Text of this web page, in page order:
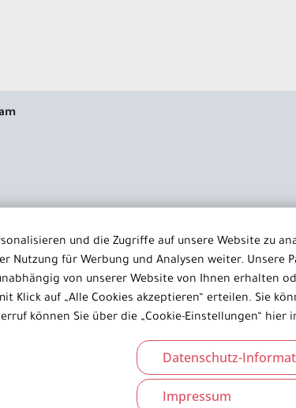
für Ihren
Fachärztinnen und Fachärzten sowie
Empathie für Paare mit Kinderwunsch. Das Team
der Medizin basieren und den gesamten
führenden Experten auf dem Gebiet der
maßgeblich.
und die Zugriffe auf unsere Website zu
Nutzung für Werbung und Analysen weiter.
von unserer Website von Ihnen erhalten
Klick auf „Alle Cookies akzeptieren“ erteilen. Sie
können Sie über die „Cookie-Einstellungen“ hier
Datenschutz-
Impressum